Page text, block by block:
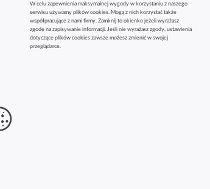
W celu zapewnienia maksymalnej wygody w korzystaniu z naszego
serwisu używamy plików cookies. Mogą z nich korzystać także
współpracujące z nami firmy. Zamknij to okienko jeżeli wyrażasz
zgodę na zapisywanie informacji. Jeśli nie wyrażasz zgody, ustawienia
dotyczące plików cookies zawsze możesz zmienić w swojej
przeglądarce.